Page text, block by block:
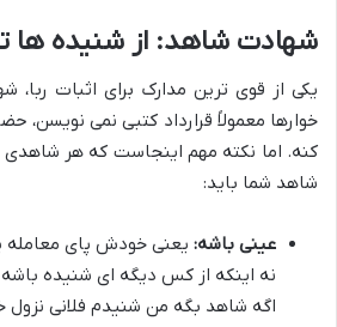
شهادت شاهد: از شنیده ها
یکی از قوی ترین مدارک برای اثبات
خوارها معمولاً قرارداد کتبی نمی نویسن،
کنه. اما نکته مهم اینجاست که هر شاهدی
شاهد شما باید:
عینی باشه: یعنی خودش پای معامله
نه اینکه از کس دیگه ای شنیده
اگه شاهد بگه من شنیدم فلانی نزول